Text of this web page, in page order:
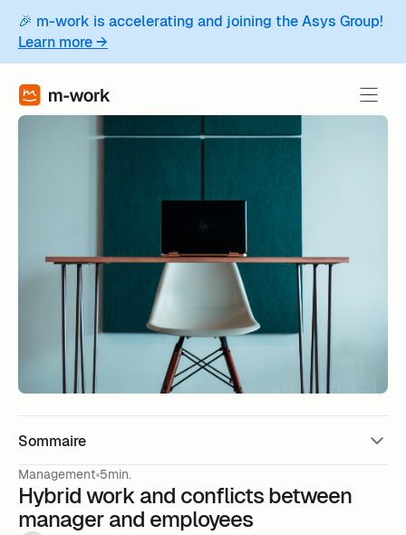
🎉 m-work is accelerating and joining the Asys Group!
Learn more →
Sommaire
Management 5min.
Hybrid work and conflicts between
manager and employees ‍